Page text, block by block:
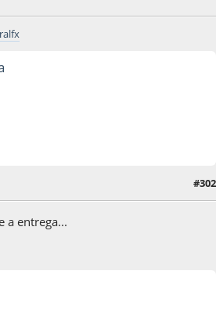
#302
a entrega...